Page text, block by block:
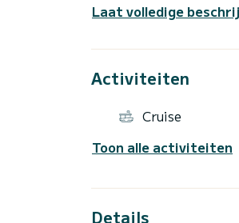
salon en drie toiletten
Het rolgrootzeil is er
genieten van de frisse
Navigatieapparatuur
zijn er om u veilig te
De basis van de boot
Laat volledige
Activiteiten
Cruise
Toon alle activiteiten
Details